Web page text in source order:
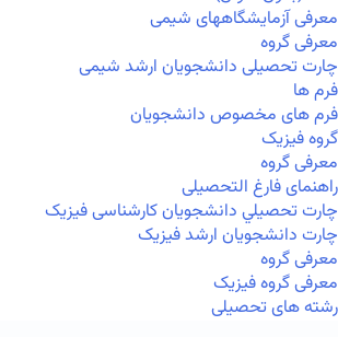
معرفی آزمایشگاههای شیمی
معرفی گروه
چارت تحصیلی دانشجویان ارشد شیمی
فرم ها
فرم های مخصوص دانشجویان
گروه فیزیک
معرفی گروه
راهنمای فارغ التحصیلی
چارت تحصيلي دانشجویان کارشناسی فیزیک
چارت دانشجویان ارشد فیزیک
معرفی گروه
معرفی گروه فیزیک
رشته های تحصیلی